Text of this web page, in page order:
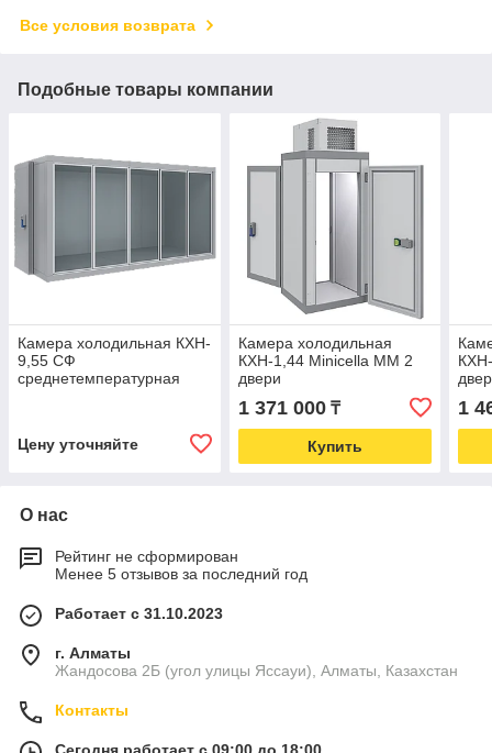
Все условия возврата
Подобные товары компании
Камера холодильная КХН-
9,55 СФ
среднетемпературная
Цену уточняйте
Камера холодильная
КХН-1,44 Minicella ММ 2
двери
1 371 000₸
Купить
1
О нас
Рейтинг не сформирован
Менее 5 отзывов за последний год
Работает с 31.10.2023
г. Алматы
Жандосова 2Б (угол улицы Яссауи), Алматы, Казахстан
Контакты